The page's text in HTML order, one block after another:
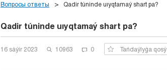
Вопросы ответы Qadir túninde uıyqtamaý shart pa?
Qadir túninde uıyqtamaý shart pa?
16 sáýіr 2023 10963 0 Tańdaýlyǵa qosý